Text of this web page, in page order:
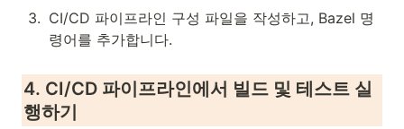
3. CI/CD 파이프라인 구성 파일을 작성하고, Bazel 명
령어를 추가합니다.
4. CI/CD 파이프라인에서 빌드 및 테스트 실
행하기